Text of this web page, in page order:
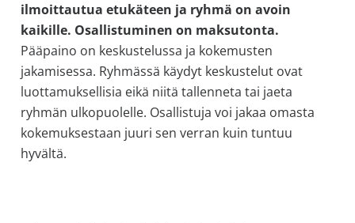
ilmoittautua etukäteen ja ryhmä on avoin
kaikille. Osallistuminen on maksutonta.
Pääpaino on keskustelussa ja kokemusten
jakamisessa. Ryhmässä käydyt keskustelut ovat
luottamuksellisia eikä niitä tallenneta tai jaeta
ryhmän ulkopuolelle. Osallistuja voi jakaa omasta
kokemuksestaan juuri sen verran kuin tuntuu
hyvältä.